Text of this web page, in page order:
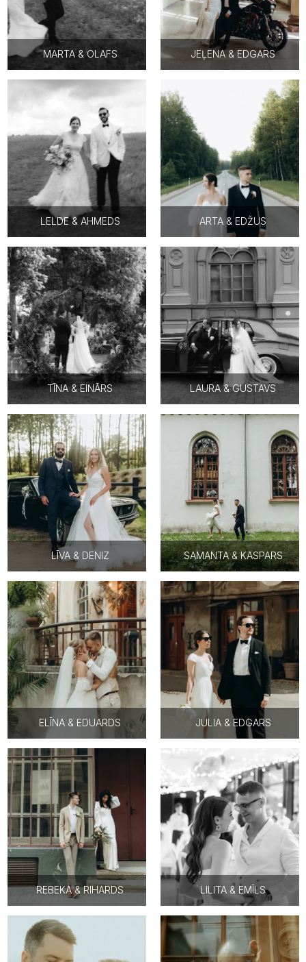
MARTA & OLAFS JEĻENA & EDGARS
LELDE & AHMEDS ARTA & EDŽUS
TĪNA & EINĀRS LAURA & GUSTAVS
LĪVA & DENIZ SAMANTA & KASPARS
ELĪNA & EDUARDS JULIA & EDGARS
REBEKA & RIHARDS LILITA & EMĪLS